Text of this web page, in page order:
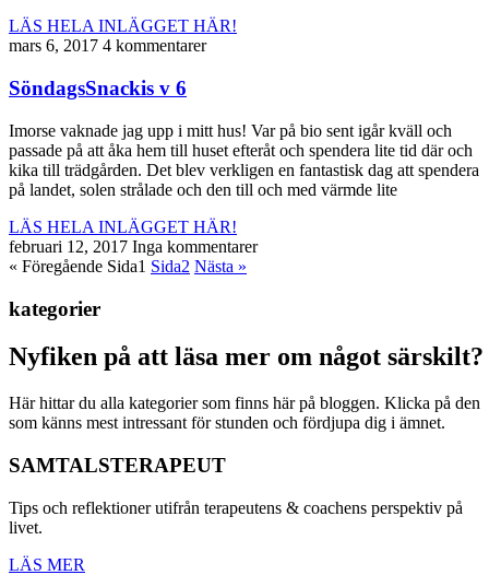
LÄS HELA INLÄGGET HÄR!
mars 6, 2017 4 kommentarer
SöndagsSnackis v 6
Imorse vaknade jag upp i mitt hus! Var på bio sent igår kväll och
passade på att åka hem till huset efteråt och spendera lite tid där och
kika till trädgården. Det blev verkligen en fantastisk dag att spendera
på landet, solen strålade och den till och med värmde lite
LÄS HELA INLÄGGET HÄR!
februari 12, 2017 Inga kommentarer
« Föregående Sida1 Sida2 Nästa »
kategorier
Nyfiken på att läsa mer om något särskilt?
Här hittar du alla kategorier som finns här på bloggen. Klicka på den
som känns mest intressant för stunden och fördjupa dig i ämnet.
SAMTALSTERAPEUT
Tips och reflektioner utifrån terapeutens & coachens perspektiv på
livet.
LÄS MER